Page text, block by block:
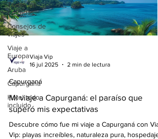
Todas las
entradas
Consejos de
viajes
Viaje a
Europa
Aruba
Capurganá
Hotel todo
incluido
Viaja Vip
16 jul 2025
2 min de lectura
Capurganá
Mi viaje a Capurganá: el paraíso que
superó mis expectativas
Descubre cómo fue mi viaje a Capurganá con
Vip: playas increíbles, naturaleza pura, hospedaje